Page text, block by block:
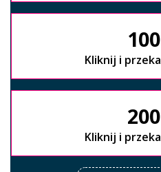
Kliknij i
Kliknij i